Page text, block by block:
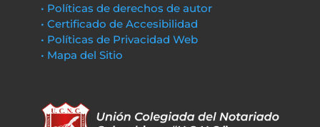
• Políticas de derechos de autor
• Certificado de Accesibilidad
• Políticas de Privacidad Web
• Mapa del Sitio